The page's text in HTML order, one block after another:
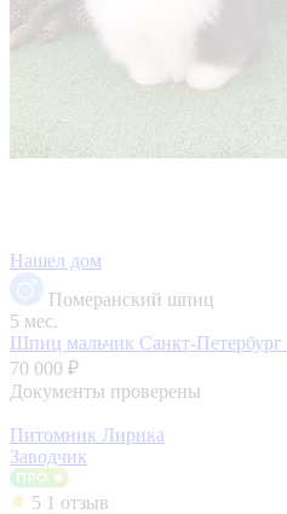
Нашел дом
Померанский шпиц
5 мес.
Шпиц мальчик Санкт-Петербург
70 000 ₽
Документы проверены
Питомник Лирика
Заводчик
5 1 отзыв